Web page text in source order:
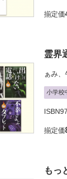
揃定価
霊界
ぁみ
小学校
揃定価
もっ